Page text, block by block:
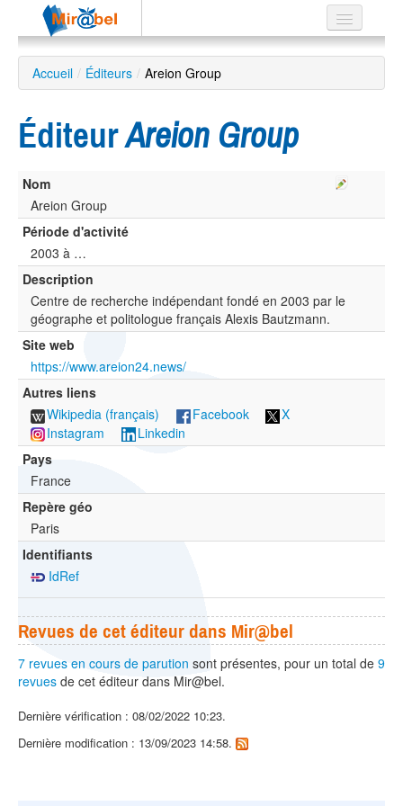
Le réseau
Soutien
Listes
Recherche
avancée
EN
ES
?
Accueil / Éditeurs / Areion Group
ÉditeurAreion Group
Nom
Areion Group
Période d'activité
2003 à …
Description
Centre de recherche indépendant fondé en 2003 par le
géographe et politologue français Alexis Bautzmann.
Site web
https://www.areion24.news/
Autres liens
Wikipedia (français)
Facebook
X
Instagram
Linkedin
Pays
France
Repère géo
Paris
Identifiants
IdRef
Revues de cet éditeur dans Mir@bel
7 revues en cours de parution sont présentes, pour un total de 9
revues de cet éditeur dans Mir@bel.
Dernière vérification : 08/02/2022 10:23.
Dernière modification : 13/09/2023 14:58.